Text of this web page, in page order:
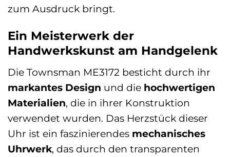
zum Ausdruck bringt.
Ein Meisterwerk der
Handwerkskunst am Handgelenk
Die Townsman ME3172 besticht durch ihr
markantes Design und die hochwertigen
Materialien, die in ihrer Konstruktion
verwendet wurden. Das Herzstück dieser
Uhr ist ein faszinierendes mechanisches
Uhrwerk, das durch den transparenten